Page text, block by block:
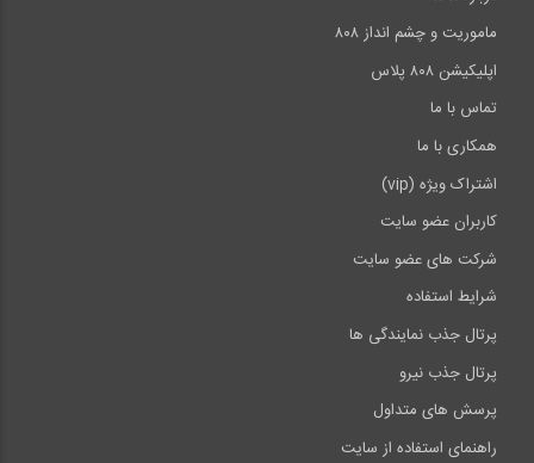
ماموریت و چشم انداز ۸۰۸
اپلیکیشن ۸۰۸ پلاس
تماس با ما
همکاری با ما
اشتراک ویژه (vip)
کاربران عضو سایت
شرکت های عضو سایت
شرایط استفاده
پرتال جذب نمایندگی ها
پرتال جذب نیرو
پرسش های متداول
راهنمای استفاده از سایت